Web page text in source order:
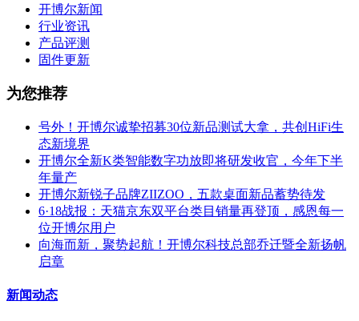
开博尔新闻
行业资讯
产品评测
固件更新
为您推荐
号外！开博尔诚挚招募30位新品测试大拿，共创HiFi生
态新境界
开博尔全新K类智能数字功放即将研发收官，今年下半
年量产
开博尔新锐子品牌ZIIZOO，五款桌面新品蓄势待发
6·18战报：天猫京东双平台类目销量再登顶，感恩每一
位开博尔用户
向海而新，聚势起航！开博尔科技总部乔迁暨全新扬帆
启章
新闻动态